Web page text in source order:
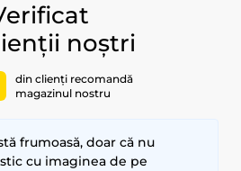
noștri
din clienți recomandă
magazinul nostru
frumoasă, doar că nu
cu imaginea de pe